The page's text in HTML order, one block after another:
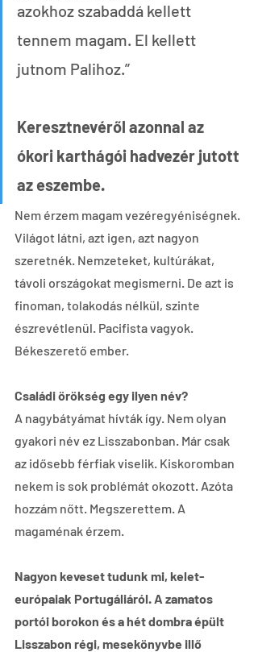
azokhoz szabaddá kellett
tennem magam. El kellett
jutnom Palihoz.”
Keresztnevéről azonnal az
ókori karthágói hadvezér jutott
az eszembe.
Nem érzem magam vezéregyéniségnek.
Világot látni, azt igen, azt nagyon
szeretnék. Nemzeteket, kultúrákat,
távoli országokat megismerni. De azt is
finoman, tolakodás nélkül, szinte
észrevétlenül. Pacifista vagyok.
Békeszerető ember.
Családi örökség egy ilyen név?
A nagybátyámat hívták így. Nem olyan
gyakori név ez Lisszabonban. Már csak
az idősebb férfiak viselik. Kiskoromban
nekem is sok problémát okozott. Azóta
hozzám nőtt. Megszerettem. A
magaménak érzem.
Nagyon keveset tudunk mi, kelet-
európaiak Portugáliáról. A zamatos
portói borokon és a hét dombra épült
Lisszabon régi, mesekönyvbe illő